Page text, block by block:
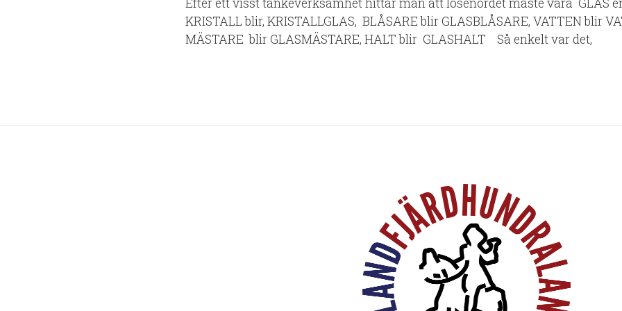
Efter ett visst tankeverksamhet hittar man att lösenordet måste vara GLAS
KRISTALL blir, KRISTALLGLAS, BLÅSARE blir GLASBLÅSARE, VATTEN blir
MÄSTARE blir GLASMÄSTARE, HALT blir GLASHALT Så enkelt var det,